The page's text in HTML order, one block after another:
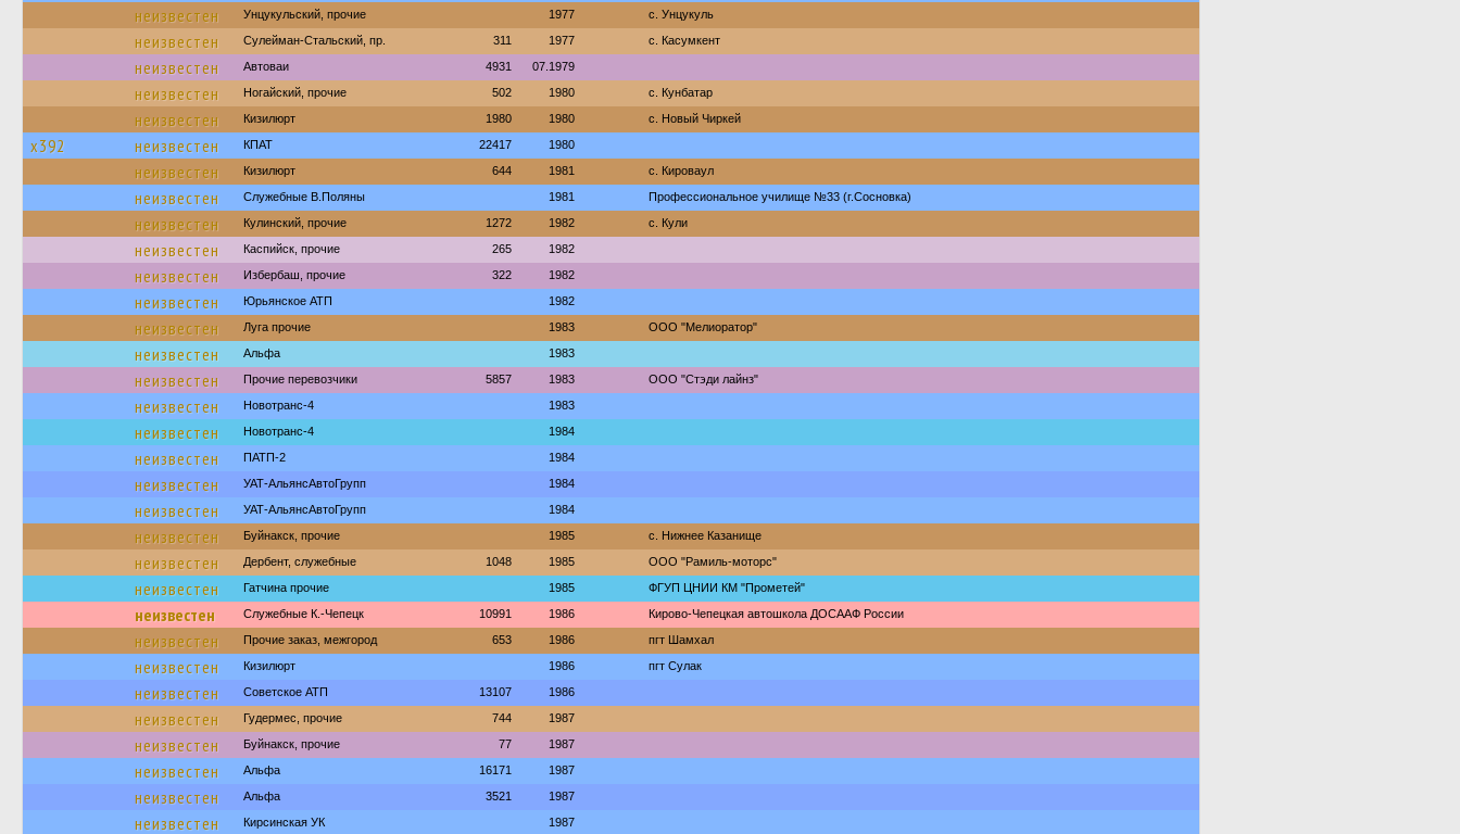
неизвестен Унцукульский, прочие 1977 с. Унцукуль
неизвестен Сулейман-Стальский, пр. 311 1977 с. Касумкент
неизвестен Автоваи 4931 07.1979
неизвестен Ногайский, прочие 502 1980 с. Кунбатар
неизвестен Кизилюрт 1980 1980 с. Новый Чиркей
х392 неизвестен КПАТ 22417 1980
неизвестен Кизилюрт 644 1981 с. Кироваул
неизвестен Служебные В.Поляны 1981 Профессиональное училище №33 (г.Сосновка)
неизвестен Кулинский, прочие 1272 1982 с. Кули
неизвестен Каспийск, прочие 265 1982
неизвестен Избербаш, прочие 322 1982
неизвестен Юрьянское АТП 1982
неизвестен Луга прочие 1983 ООО "Мелиоратор"
неизвестен Альфа 1983
неизвестен Прочие перевозчики 5857 1983 ООО "Стэди лайнз"
неизвестен Новотранс-4 1983
неизвестен Новотранс-4 1984
неизвестен ПАТП-2 1984
неизвестен УАТ-АльянсАвтоГрупп 1984
неизвестен УАТ-АльянсАвтоГрупп 1984
неизвестен Буйнакск, прочие 1985 с. Нижнее Казанище
неизвестен Дербент, служебные 1048 1985 ООО "Рамиль-моторс"
неизвестен Гатчина прочие 1985 ФГУП ЦНИИ КМ "Прометей"
неизвестен Служебные К.-Чепецк 10991 1986 Кирово-Чепецкая автошкола ДОСААФ России
неизвестен Прочие заказ, межгород 653 1986 пгт Шамхал
неизвестен Кизилюрт 1986 пгт Сулак
неизвестен Советское АТП 13107 1986
неизвестен Гудермес, прочие 744 1987
неизвестен Буйнакск, прочие 77 1987
неизвестен Альфа 16171 1987
неизвестен Альфа 3521 1987
неизвестен Кирсинская УК 1987